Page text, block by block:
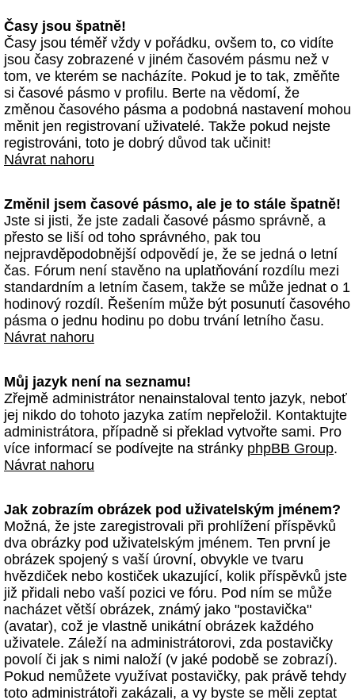
Časy jsou špatně!
Časy jsou téměř vždy v pořádku, ovšem to, co vidíte
jsou časy zobrazené v jiném časovém pásmu než v
tom, ve kterém se nacházíte. Pokud je to tak, změňte
si časové pásmo v profilu. Berte na vědomí, že
změnou časového pásma a podobná nastavení mohou
měnit jen registrovaní uživatelé. Takže pokud nejste
registrováni, toto je dobrý důvod tak učinit!
Návrat nahoru
Změnil jsem časové pásmo, ale je to stále špatně!
Jste si jisti, že jste zadali časové pásmo správně, a
přesto se liší od toho správného, pak tou
nejpravděpodobnější odpovědí je, že se jedná o letní
čas. Fórum není stavěno na uplatňování rozdílu mezi
standardním a letním časem, takže se může jednat o 1
hodinový rozdíl. Řešením může být posunutí časového
pásma o jednu hodinu po dobu trvání letního času.
Návrat nahoru
Můj jazyk není na seznamu!
Zřejmě administrátor nenainstaloval tento jazyk, neboť
jej nikdo do tohoto jazyka zatím nepřeložil. Kontaktujte
administrátora, případně si překlad vytvořte sami. Pro
více informací se podívejte na stránky phpBB Group.
Návrat nahoru
Jak zobrazím obrázek pod uživatelským jménem?
Možná, že jste zaregistrovali při prohlížení příspěvků
dva obrázky pod uživatelským jménem. Ten první je
obrázek spojený s vaší úrovní, obvykle ve tvaru
hvězdiček nebo kostiček ukazující, kolik příspěvků jste
již přidali nebo vaší pozici ve fóru. Pod ním se může
nacházet větší obrázek, známý jako "postavička"
(avatar), což je vlastně unikátní obrázek každého
uživatele. Záleží na administrátorovi, zda postavičky
povolí či jak s nimi naloží (v jaké podobě se zobrazí).
Pokud nemůžete využívat postavičky, pak právě tehdy
toto administrátoři zakázali, a vy byste se měli zeptat